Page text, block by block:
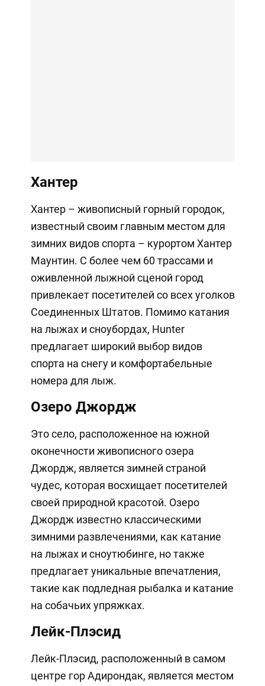
Хантер
Хантер – живописный горный городок,
известный своим главным местом для
зимних видов спорта – курортом Хантер
Маунтин. С более чем 60 трассами и
оживленной лыжной сценой город
привлекает посетителей со всех уголков
Соединенных Штатов. Помимо катания
на лыжах и сноубордах, Hunter
предлагает широкий выбор видов
спорта на снегу и комфортабельные
номера для лыж.
Озеро Джордж
Это село, расположенное на южной
оконечности живописного озера
Джордж, является зимней страной
чудес, которая восхищает посетителей
своей природной красотой. Озеро
Джордж известно классическими
зимними развлечениями, как катание
на лыжах и сноутюбинге, но также
предлагает уникальные впечатления,
такие как подледная рыбалка и катание
на собачьих упряжках.
Лейк-Плэсид
Лейк-Плэсид, расположенный в самом
центре гор Адирондак, является местом